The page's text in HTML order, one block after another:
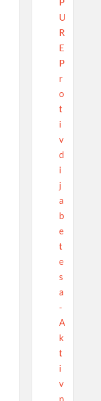
U
R
E
P
r
o
t
i
v
d
i
j
a
b
e
t
e
s
a
-
A
k
t
i
v
n